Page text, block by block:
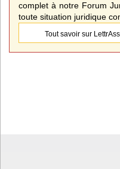
complet à notre Forum
toute situation juridique
Tout savoir sur